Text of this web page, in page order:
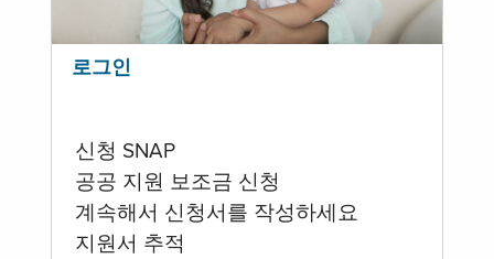
로그인
신청 SNAP
공공 지원 보조금 신청
계속해서 신청서를 작성하세요
지원서 추적